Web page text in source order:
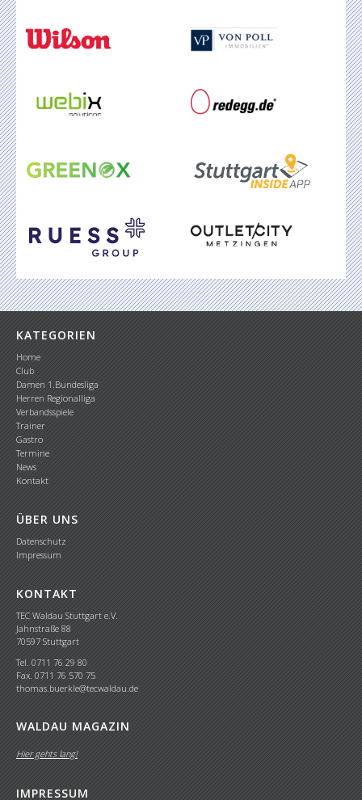
KATEGORIEN
Home
Club
Damen 1.Bundesliga
Herren Regionalliga
Verbandsspiele
Trainer
Gastro
Termine
News
Kontakt
ÜBER UNS
Datenschutz
Impressum
KONTAKT
TEC Waldau Stuttgart e.V.
Jahnstraße 88
70597 Stuttgart
Tel. 0711 76 29 80
Fax. 0711 76 570 75
thomas.buerkle@tecwaldau.de
WALDAU MAGAZIN
Hier gehts lang!
IMPRESSUM